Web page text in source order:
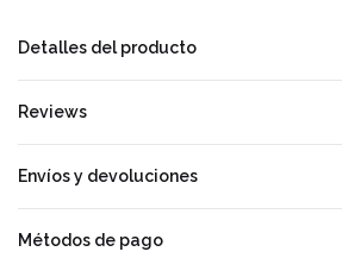
Detalles del producto
Reviews
Envíos y devoluciones
Métodos de pago